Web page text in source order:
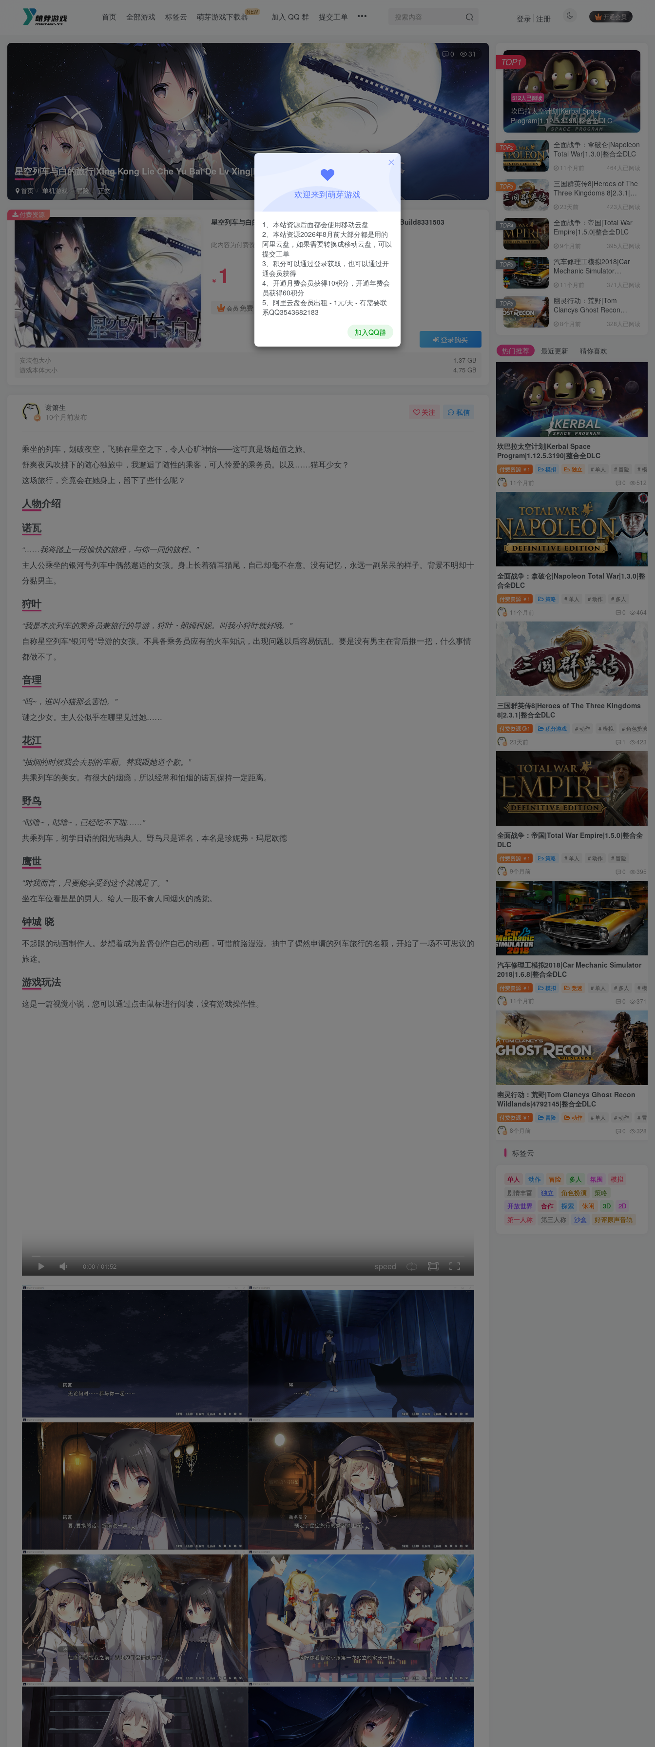
首页 全部游戏 标签云 萌芽游戏下载器NEW 加入 QQ 群 提交工单 开通会员
登录 注册
星空列车与白的旅行|Xing Kong Lie Che Yu Bai De Lv Xing|Build8331503
首页 单机游戏 冒险 正文
0 31
星空列车与白的旅行|Xing Kong Lie Che Yu Bai De Lv Xing|Build8331503
此内容为付费资源，请付费后查看
￥ 1
会员 免费
登录购买
安装包大小
1.37 GB
游戏本体大小
4.75 GB
付费资源
谢箫生
10个月前发布
关注 私信
乘坐的列车，划破夜空，飞驰在星空之下，令人心旷神怡——这可真是场超值之旅。
舒爽夜风吹拂下的随心独旅中，我邂逅了随性的乘客，可人怜爱的乘务员。以及……猫耳少女？
这场旅行，究竟会在她身上，留下了些什么呢？
人物介绍
诺瓦
“……我将踏上一段愉快的旅程，与你一同的旅程。”
主人公乘坐的银河号列车中偶然邂逅的女孩。身上长着猫耳猫尾，自己却毫不在意。没有记忆，永远一副呆呆的样子。背景不明却十
分黏男主。
狩叶
“我是本次列车的乘务员兼旅行的导游，狩叶・朗姆柯妮。叫我小狩叶就好哦。”
自称星空列车“银河号”导游的女孩。不具备乘务员应有的火车知识，出现问题以后容易慌乱。要是没有男主在背后推一把，什么事情
都做不了。
音理
“呜~，谁叫小猫那么害怕。”
谜之少女。主人公似乎在哪里见过她……
花江
“抽烟的时候我会去别的车厢。替我跟她道个歉。”
共乘列车的美女。有很大的烟瘾，所以经常和怕烟的诺瓦保持一定距离。
野鸟
“咕噜~，咕噜~，已经吃不下啦……”
共乘列车，初学日语的阳光瑞典人。野鸟只是诨名，本名是珍妮弗・玛尼欧德
鹰世
“对我而言，只要能享受到这个就满足了。”
坐在车位看星星的男人。给人一股不食人间烟火的感觉。
钟城 晓
不起眼的动画制作人。梦想着成为监督创作自己的动画，可惜前路漫漫。抽中了偶然申请的列车旅行的名额，开始了一场不可思议的
旅途。
游戏玩法
这是一篇视觉小说，您可以通过点击鼠标进行阅读，没有游戏操作性。
0:00 / 01:52 speed
512人已阅读
坎巴拉太空计划|Kerbal Space
Program|1.12.5.3190|整合全DLC
TOP1
全面战争：拿破仑|Napoleon
Total War|1.3.0|整合全DLC
11个月前 464人已阅读
TOP2
三国群英传8|Heroes of The
Three Kingdoms 8|2.3.1|整
23天前 423人已阅读
TOP3
全面战争：帝国|Total War
Empire|1.5.0|整合全DLC
9个月前 395人已阅读
TOP4
汽车修理工模拟2018|Car
Mechanic Simulator
11个月前 371人已阅读
TOP5
幽灵行动：荒野|Tom
Clancys Ghost Recon
DLC8个月前 328人已阅读
TOP6
热门推荐 最近更新 猜你喜欢
坎巴拉太空计划|Kerbal Space
Program|1.12.5.3190|整合全DLC
付费资源 ￥ 1 模拟 独立 # 单人 # 冒险 # 模拟
11个月前 0 512
全面战争：拿破仑|Napoleon Total War|1.3.0|整
合全DLC
付费资源 ￥ 1 策略 # 单人 # 动作 # 多人
11个月前 0 464
三国群英传8|Heroes of The Three Kingdoms
8|2.3.1|整合全DLC
付费资源 1 积分游戏 # 动作 # 模拟 # 角色扮演
23天前 1 423
全面战争：帝国|Total War Empire|1.5.0|整合全
DLC
付费资源 ￥ 1 策略 # 单人 # 动作 # 冒险
9个月前 0 395
汽车修理工模拟2018|Car Mechanic Simulator
2018|1.6.8|整合全DLC
付费资源 ￥ 1 模拟 竞速 # 单人 # 多人 # 模拟
11个月前 0 371
幽灵行动：荒野|Tom Clancys Ghost Recon
Wildlands|4792145|整合全DLC
付费资源 ￥ 1 冒险 动作 # 单人 # 动作 # 冒险
8个月前 0 328
标签云
单人 动作 冒险 多人 氛围
模拟
剧情丰富
独立 角色扮演
策略
开放世界
合作 探索 休闲 3D
2D
第一人称
第三人称 沙盒 好评原声音轨
欢迎来到萌芽游戏
1、本站资源后面都会使用移动云盘
2、本站资源2026年8月前大部分都是用的
阿里云盘，如果需要转换成移动云盘，可以
提交工单
3、积分可以通过登录获取，也可以通过开
通会员获得
4、开通月费会员获得10积分，开通年费会
员获得60积分
5、阿里云盘会员出租 - 1元/天 - 有需要联
系QQ3543682183
加入QQ群